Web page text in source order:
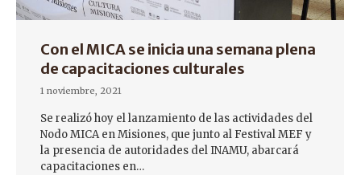
Con el MICA se inicia una semana plena
de capacitaciones culturales
1 noviembre, 2021
Se realizó hoy el lanzamiento de las actividades del
Nodo MICA en Misiones, que junto al Festival MEF y
la presencia de autoridades del INAMU, abarcará
capacitaciones en…